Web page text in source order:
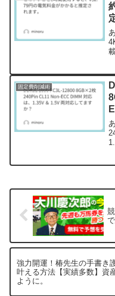
固定費削減術
強力開運！椿先生の手書き
叶える方法【実績多数】資
ように。